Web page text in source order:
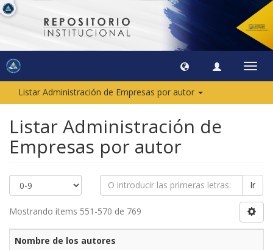
Listar Administración de Empresas por autor
Listar Administración de
Empresas por autor
Ir
Mostrando ítems 551-570 de 769
Nombre de los autores